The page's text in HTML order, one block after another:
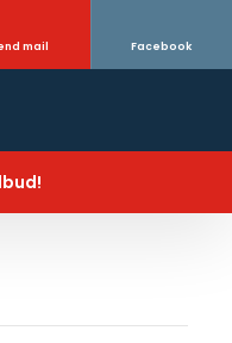
mail Facebook